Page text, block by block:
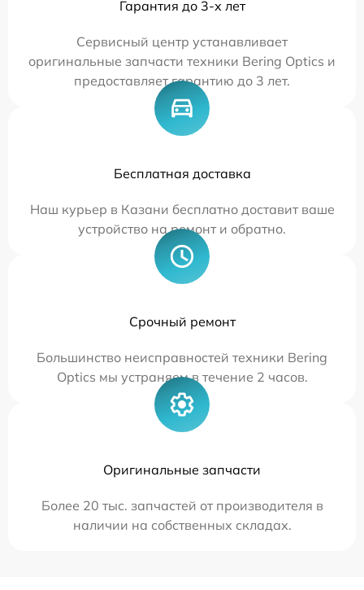
Гарантия до 3-х лет
Сервисный центр устанавливает
оригинальные запчасти техники Bering Optics и
предоставляет гарантию до 3 лет.
Бесплатная доставка
Наш курьер в Казани бесплатно доставит ваше
устройство на ремонт и обратно.
Срочный ремонт
Большинство неисправностей техники Bering
Optics мы устраняем в течение 2 часов.
Оригинальные запчасти
Более 20 тыс. запчастей от производителя в
наличии на собственных складах.